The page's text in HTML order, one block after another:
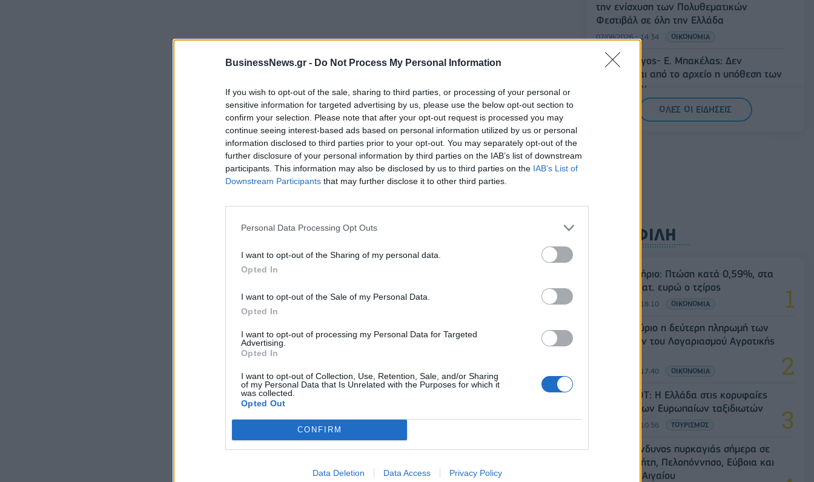
BusinessNews.gr - Do Not Process My Personal Information
If you wish to opt-out of the sale, sharing to third parties, or processing of your personal or
sensitive information for targeted advertising by us, please use the below opt-out section to
confirm your selection. Please note that after your opt-out request is processed you may
continue seeing interest-based ads based on personal information utilized by us or personal
information disclosed to third parties prior to your opt-out. You may separately opt-out of the
further disclosure of your personal information by third parties on the IAB’s list of downstream
participants. This information may also be disclosed by us to third parties on the IAB’s List of
Downstream Participants that may further disclose it to other third parties.
Personal Data Processing Opt Outs
I want to opt-out of the Sharing of my personal data.
Opted In
I want to opt-out of the Sale of my Personal Data.
Opted In
I want to opt-out of processing my Personal Data for Targeted
Advertising.
Opted In
I want to opt-out of Collection, Use, Retention, Sale, and/or Sharing
of my Personal Data that Is Unrelated with the Purposes for which it
was collected.
Opted Out
CONFIRM
Data Deletion Data Access Privacy Policy
την ενίσχυση των Πολυθεματικών
Φεστιβάλ σε όλη την Ελλάδα
07/08/2026 - 14:34 ΟΙΚΟΝΟΜΙΑ
Άρειος Πάγος- Ε. Μπακέλας: Δεν
ανασύρεται από το αρχείο η υπόθεση των
υποκλοπών
07/08/2026 - 14:11 ΕΛΛΑΔΑ
ΟΛΕΣ ΟΙ ΕΙΔΗΣΕΙΣ
ΔΗΜΟΦΙΛΗ
Χρηματιστήριο: Πτώση κατά 0,59%, στα
320,42 εκατ. ευρώ ο τζίρος
06/08/2026 - 18:10 ΟΙΚΟΝΟΜΙΑ
ΟΠΕΚΑ: Αύριο η δεύτερη πληρωμή των
δικαιούχων του Λογαριασμού Αγροτικής
06/08/2026 - 17:40 ΟΙΚΟΝΟΜΙΑ
Έρευνα ΕΟΤ: Η Ελλάδα στις κορυφαίες
επιλογές των Ευρωπαίων ταξιδιωτών
07/08/2026 - 10:56 ΤΟΥΡΙΣΜΟΣ
Υψηλός κίνδυνος πυρκαγιάς σήμερα σε
Αττική, Κρήτη, Πελοπόννησο, Εύβοια και
νησιά του Αιγαίου